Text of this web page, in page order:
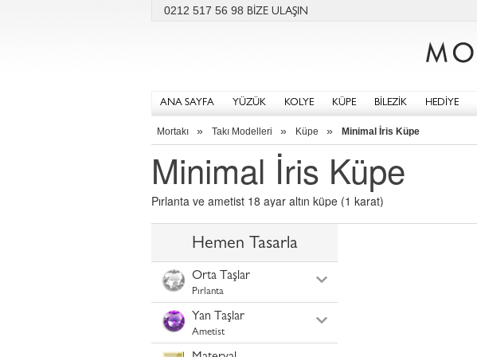
0212 517 56 98 BİZE ULAŞIN
ANA SAYFA YÜZÜK KOLYE KÜPE BİLEZİK HEDİYE
Mortakı » Takı Modelleri » Küpe » Minimal İris Küpe
Minimal İris Küpe
Pırlanta ve ametist 18 ayar altın küpe (1 karat)
Hemen Tasarla
Orta Taşlar
Pırlanta
Yan Taşlar
Ametist